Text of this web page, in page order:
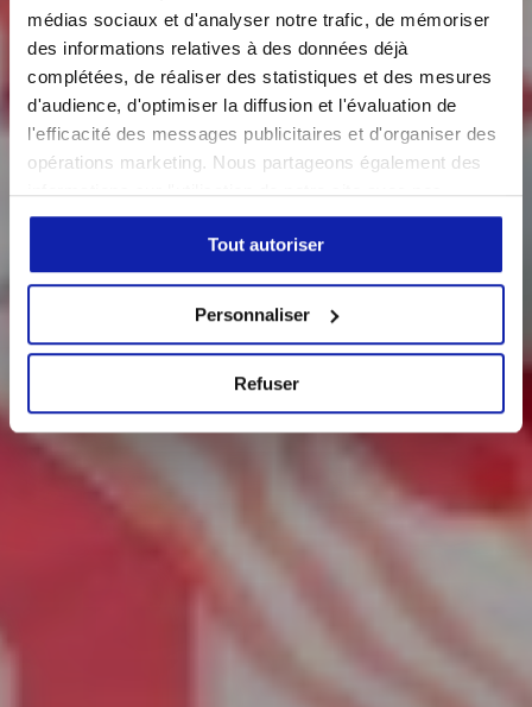
médias sociaux et d'analyser notre trafic, de mémoriser
des informations relatives à des données déjà
complétées, de réaliser des statistiques et des mesures
d'audience, d'optimiser la diffusion et l'évaluation de
l'efficacité des messages publicitaires et d'organiser des
opérations marketing. Nous partageons également des
informations sur l'utilisation de notre site avec nos
partenaires de médias sociaux, de publicité et d'analyse,
qui peuvent combiner celles-ci avec d'autres
informations que vous leur avez fournies ou qu'ils ont
collectées lors de votre utilisation de leurs services. Vous
rendant sur la pageDonnées Personnellesà tout
Tout autoriser
Personnaliser
Refuser